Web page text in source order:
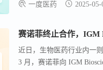
物候选项目，并再次裁员
一度医药 2025-05-
赛诺菲终止合作，IGM
近日，生物医药行业内一
3 月，赛诺菲向 IGM